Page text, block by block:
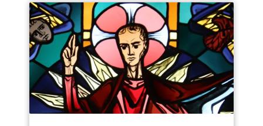
Ebenbilder Gottes können wir mit anderen
mitfühlen, uns freuen oder andere trösten.
Unter anderem diese Fähigkeiten machen das
Menschsein aus und können nicht von einer
künstlichen Intelligenz übernommen werden.
Denn zum Menschsein gehört mehr als
Informationsverarbeitung- Gott sei Dank!